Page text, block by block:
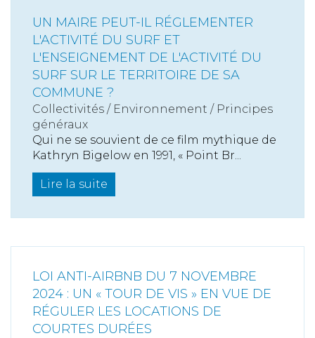
UN MAIRE PEUT-IL RÉGLEMENTER
L'ACTIVITÉ DU SURF ET
L'ENSEIGNEMENT DE L'ACTIVITÉ DU
SURF SUR LE TERRITOIRE DE SA
COMMUNE ?
Collectivités / Environnement / Principes
généraux
Qui ne se souvient de ce film mythique de
Kathryn Bigelow en 1991, « Point Br...
Lire la suite
LOI ANTI-AIRBNB DU 7 NOVEMBRE
2024 : UN « TOUR DE VIS » EN VUE DE
RÉGULER LES LOCATIONS DE
COURTES DURÉES